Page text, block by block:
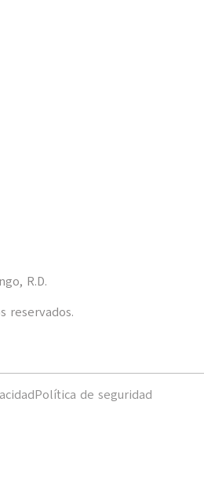
R.D.
reservados.
Política de seguridad